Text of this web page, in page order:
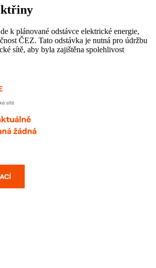
k plánované odstávce elektrické energie,
ČEZ. Tato odstávka je nutná pro údržbu
sítě, aby byla zajištěna spolehlivost